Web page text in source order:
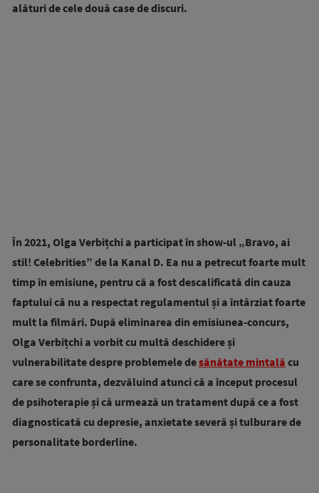
alături de cele două case de discuri.
În 2021, Olga Verbițchi a participat în show-ul „Bravo, ai
stil! Celebrities” de la Kanal D. Ea nu a petrecut foarte mult
timp în emisiune, pentru că a fost descalificată din cauza
faptului că nu a respectat regulamentul și a întârziat foarte
mult la filmări. După eliminarea din emisiunea-concurs,
Olga Verbițchi a vorbit cu multă deschidere și
vulnerabilitate despre problemele desănătate mintală cu
care se confrunta, dezvăluind atunci că a început procesul
de psihoterapie și că urmează un tratament după ce a fost
diagnosticată cu depresie, anxietate severă și tulburare de
personalitate borderline.